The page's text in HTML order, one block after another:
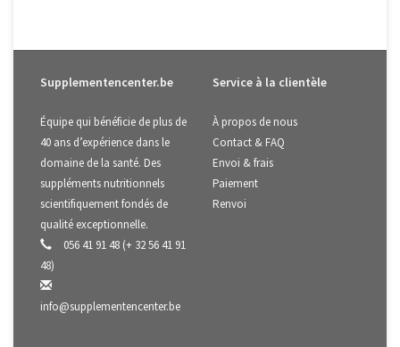
Supplementencenter.be
Équipe qui bénéficie de plus de
40 ans d’expérience dans le
domaine de la santé. Des
suppléments nutritionnels
scientifiquement fondés de
qualité exceptionnelle.
056 41 91 48 (+ 32 56 41 91
48)
info@supplementencenter.be
Service à la clientèle
À propos de nous
Contact & FAQ
Envoi & frais
Paiement
Renvoi